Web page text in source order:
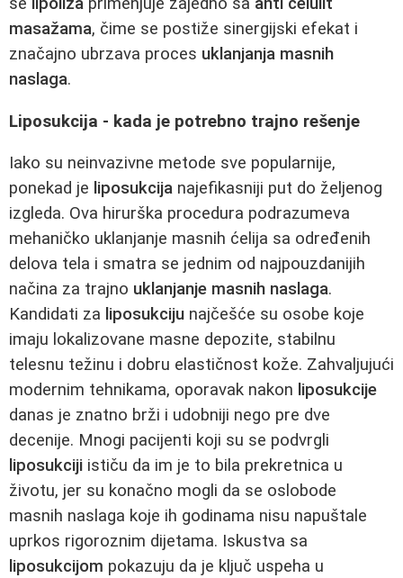
masažama, čime se postiže sinergijski efekat i
značajno ubrzava proces uklanjanja masnih
naslaga.
Liposukcija - kada je potrebno trajno rešenje
Iako su neinvazivne metode sve popularnije,
ponekad je liposukcija najefikasniji put do željenog
izgleda. Ova hirurška procedura podrazumeva
mehaničko uklanjanje masnih ćelija sa određenih
delova tela i smatra se jednim od najpouzdanijih
načina za trajno uklanjanje masnih naslaga.
Kandidati za liposukciju najčešće su osobe koje
imaju lokalizovane masne depozite, stabilnu
telesnu težinu i dobru elastičnost kože. Zahvaljujući
modernim tehnikama, oporavak nakon liposukcije
danas je znatno brži i udobniji nego pre dve
decenije. Mnogi pacijenti koji su se podvrgli
liposukciji ističu da im je to bila prekretnica u
životu, jer su konačno mogli da se oslobode
masnih naslaga koje ih godinama nisu napuštale
uprkos rigoroznim dijetama. Iskustva sa
liposukcijom pokazuju da je ključ uspeha u